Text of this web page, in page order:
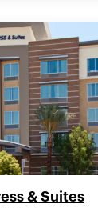
& Suites